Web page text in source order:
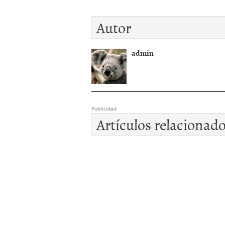
Autor
admin
Publicidad
Artículos